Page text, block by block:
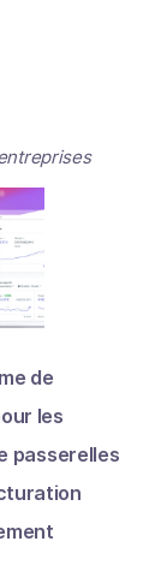
de
les
passerelles